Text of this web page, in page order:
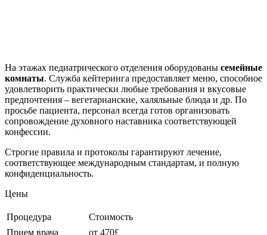
На этажах педиатрического отделения оборудованы семейные
комнаты. Служба кейтеринга предоставляет меню, способное
удовлетворить практически любые требования и вкусовые
предпочтения – вегетарианские, халяльные блюда и др. По
просьбе пациента, персонал всегда готов организовать
сопровождение духовного наставника соответствующей
конфессии.
Строгие правила и протоколы гарантируют лечение,
соответствующее международным стандартам, и полную
конфиденциальность.
Цены
Процедура
Стоимость
Прием врача
от 470£